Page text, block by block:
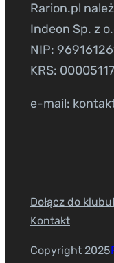
Rarion.pl
Indeon Sp. z
NIP:
KRS:
e-mail:
Dołącz do klubu
Kontakt
Copyright 2025